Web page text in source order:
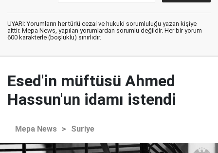
UYARI: Yorumların her türlü cezai ve hukuki sorumluluğu yazan kişiye
aittir. Mepa News, yapılan yorumlardan sorumlu değildir. Her bir yorum
600 karakterle (boşluklu) sınırlıdır.
Esed'in müftüsü Ahmed
Hassun'un idamı istendi
Mepa News > Suriye